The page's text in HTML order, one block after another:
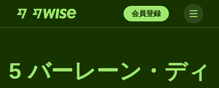
会員登録
5 バーレーン・ディ